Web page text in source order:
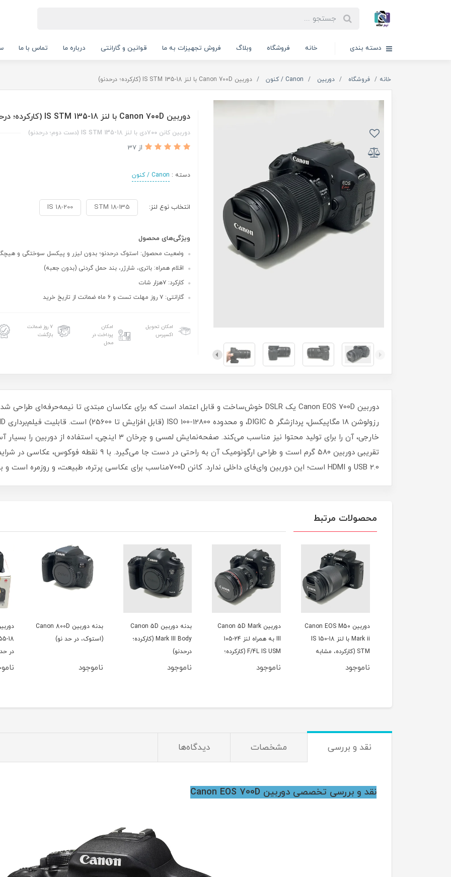
دسته بندی خانه فروشگاه وبلاگ فروش تجهیزات به ما قوانین و گارانتی درباره ما تماس با ما
خانه فروشگاه دوربین Canon / کنون دوربین Canon 700D با لنز 18-135 IS STM (کارکرده؛ درحدنو)
دوربین Canon 700D با لنز 18-135 IS STM (کارکرده؛ درحدنو)
دوربین کانن ۷۰۰دی با لنز 18-135 IS STM (دست دوم؛ درحدنو)
از 37
دسته : Canon / کنون
انتخاب نوع لنز: 18-135 STM
18-200 IS
ویژگی‌های محصول
وضعیت محصول: استوک درحدنو؛ بدون لیزر و پیکسل سوختگی و
اقلام همراه: باتری، شارژر، بند حمل گردنی (بدون جعبه)
کارکرد: ۷هزار شات
گارانتی: ۷ روز مهلت تست و ۶ ماه ضمانت از تاریخ خرید
امکان تحویل
اکسپرس
امکان
پرداخت در
محل
۷ روز ضمانت
بازگشت
تقریبی دوربین ۵۸۰ گرم است و طراحی ارگونومیک آن به
USB 2.0 و HDMI است؛ این دوربین وای‌فای داخلی ندارد. کانن 700Dمناسب برای عکاسی پرتره، طبیعت، و روزمره است و با لنزهای متنوع کانن EF/EF-S سازگار است.
محصولات مرتبط
دوربین Canon 5D Mark
III به همراه لنز 24-105
F/4L IS USM (کارکرده؛
درحدنو)
ناموجود
بدنه دوربین Canon 5D
Mark III Body (کارکرده؛
درحدنو)
ناموجود
بدنه دوربین Canon 800D
(استوک، در حد نو)
ناموجود
دوربین Canon 800D با لنز
18-55 IS STM (استوک،
ناموجود
تمیز)
نقد و بررسی مشخصات دیدگاه‌ها
نقد و بررسی تخصصی دوربین Canon EOS 700D